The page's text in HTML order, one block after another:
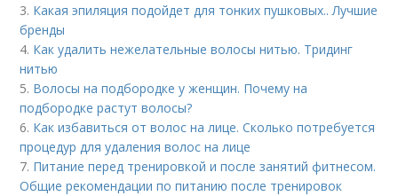
3. Какая эпиляция подойдет для тонких пушковых.. Лучшие
бренды
4. Как удалить нежелательные волосы нитью. Тридинг
нитью
5. Волосы на подбородке у женщин. Почему на
подбородке растут волосы?
6. Как избавиться от волос на лице. Сколько потребуется
процедур для удаления волос на лице
7. Питание перед тренировкой и после занятий фитнесом.
Общие рекомендации по питанию после тренировок